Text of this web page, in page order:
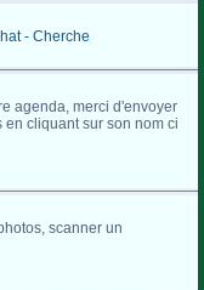
- Cherche
agenda, merci d'envoyer
en cliquant sur son nom ci
scanner un